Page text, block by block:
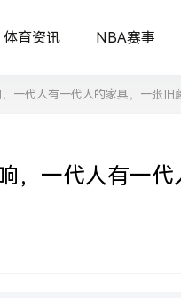
体育资讯 NBA赛事
一代人有一代人的家具，一张旧
，一代人有一